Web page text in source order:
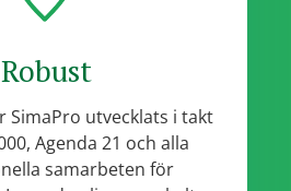
Robust
SimaPro utvecklats i takt
Agenda 21 och alla
samarbeten för